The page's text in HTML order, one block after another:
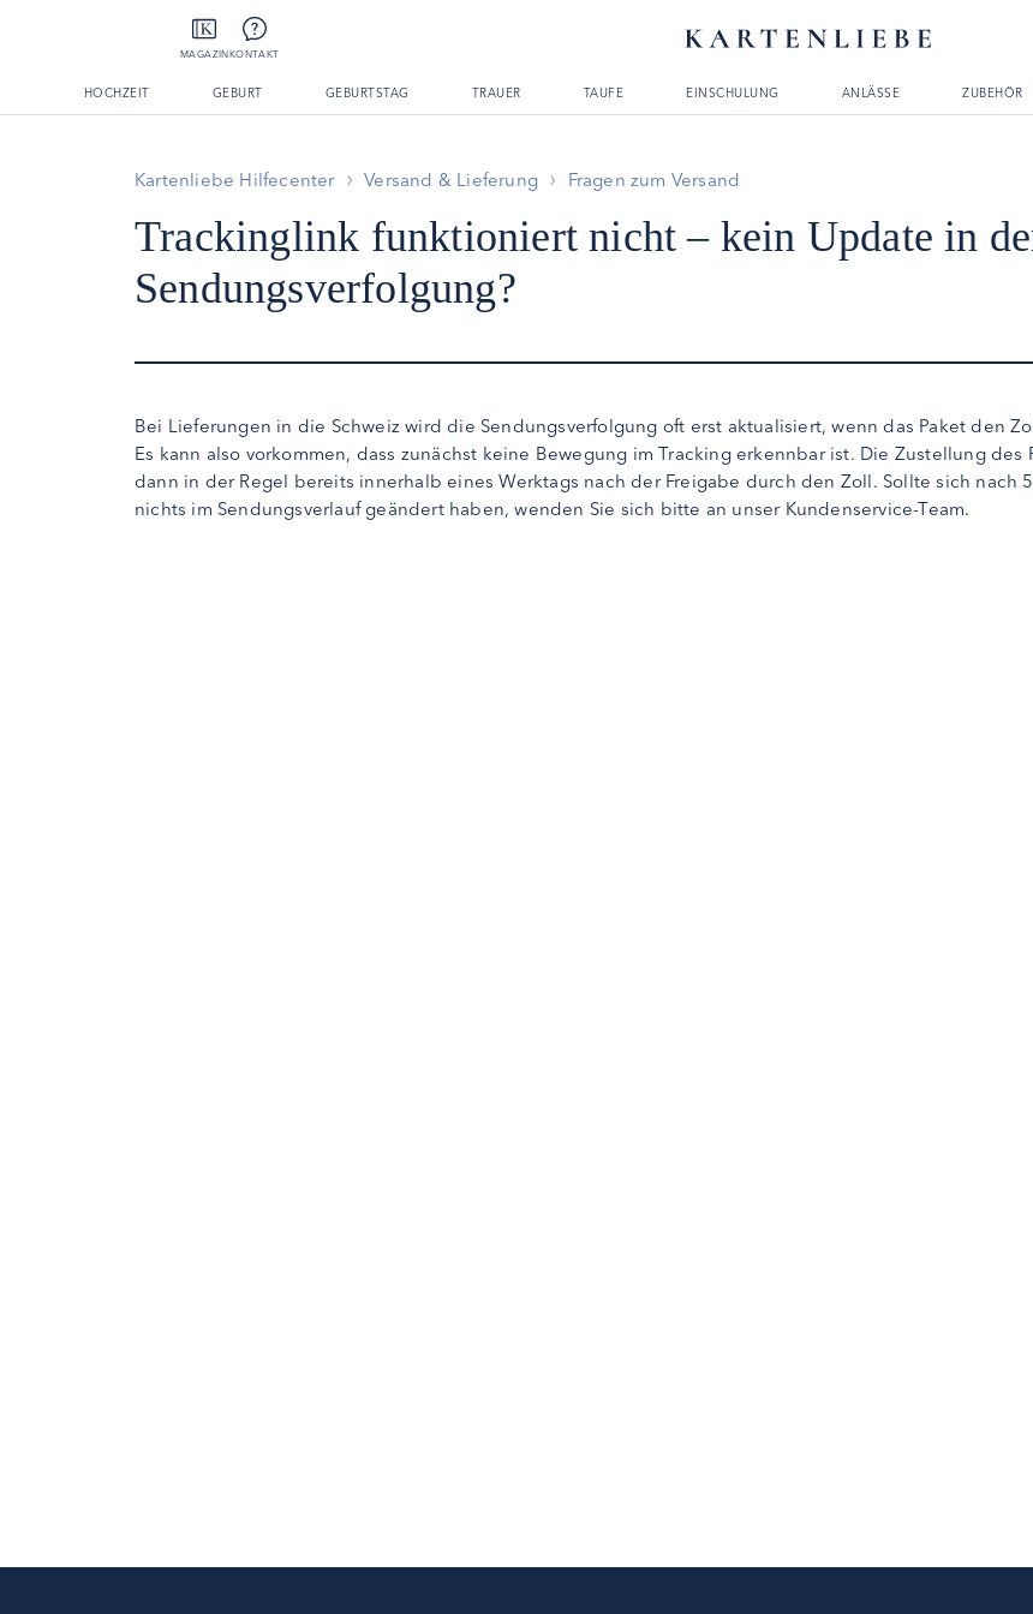
MAGAZINKONTAKT
HOCHZEIT GEBURT GEBURTSTAG TRAUER TAUFE EINSCHULUNG ANLÄSSE ZUBEHÖR
Kartenliebe Hilfecenter Versand & Lieferung Fragen zum Versand
Trackinglink funktioniert nicht – kein Update in
Sendungsverfolgung?
Bei Lieferungen in die Schweiz wird die Sendungsverfolgung oft erst aktualisiert, wenn das Paket den
Es kann also vorkommen, dass zunächst keine Bewegung im Tracking erkennbar ist. Die Zustellung des
dann in der Regel bereits innerhalb eines Werktags nach der Freigabe durch den Zoll. Sollte sich nach
nichts im Sendungsverlauf geändert haben, wenden Sie sich bitte an unser Kundenservice-Team.